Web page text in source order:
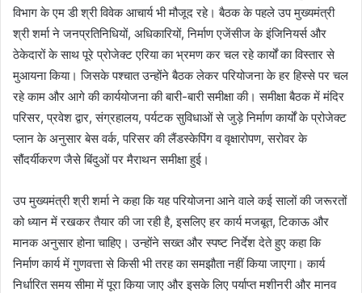
विभाग के एम डी श्री विवेक आचार्य भी मौजूद रहे। बैठक के पहले उप मुख्यमंत्री
श्री शर्मा ने जनप्रतिनिधियों, अधिकारियों, निर्माण एजेंसीज के इंजिनियर्स और
ठेकेदारों के साथ पूरे प्रोजेक्ट एरिया का भ्रमण कर चल रहे कार्यों का विस्तार से
मुआयना किया। जिसके पश्चात उन्होंने बैठक लेकर परियोजना के हर हिस्से पर चल
रहे काम और आगे की कार्ययोजना की बारी-बारी समीक्षा की। समीक्षा बैठक में मंदिर
परिसर, प्रवेश द्वार, संग्रहालय, पर्यटक सुविधाओं से जुड़े निर्माण कार्यों के प्रोजेक्ट
प्लान के अनुसार बेस वर्क, परिसर की लैंडस्केपिंग व वृक्षारोपण, सरोवर के
सौंदर्यीकरण जैसे बिंदुओं पर मैराथन समीक्षा हुई।
उप मुख्यमंत्री श्री शर्मा ने कहा कि यह परियोजना आने वाले कई सालों की जरूरतों
को ध्यान में रखकर तैयार की जा रही है, इसलिए हर कार्य मजबूत, टिकाऊ और
मानक अनुसार होना चाहिए। उन्होंने सख्त और स्पष्ट निर्देश देते हुए कहा कि
निर्माण कार्य में गुणवत्ता से किसी भी तरह का समझौता नहीं किया जाएगा। कार्य
निर्धारित समय सीमा में पूरा किया जाए और इसके लिए पर्याप्त मशीनरी और मानव